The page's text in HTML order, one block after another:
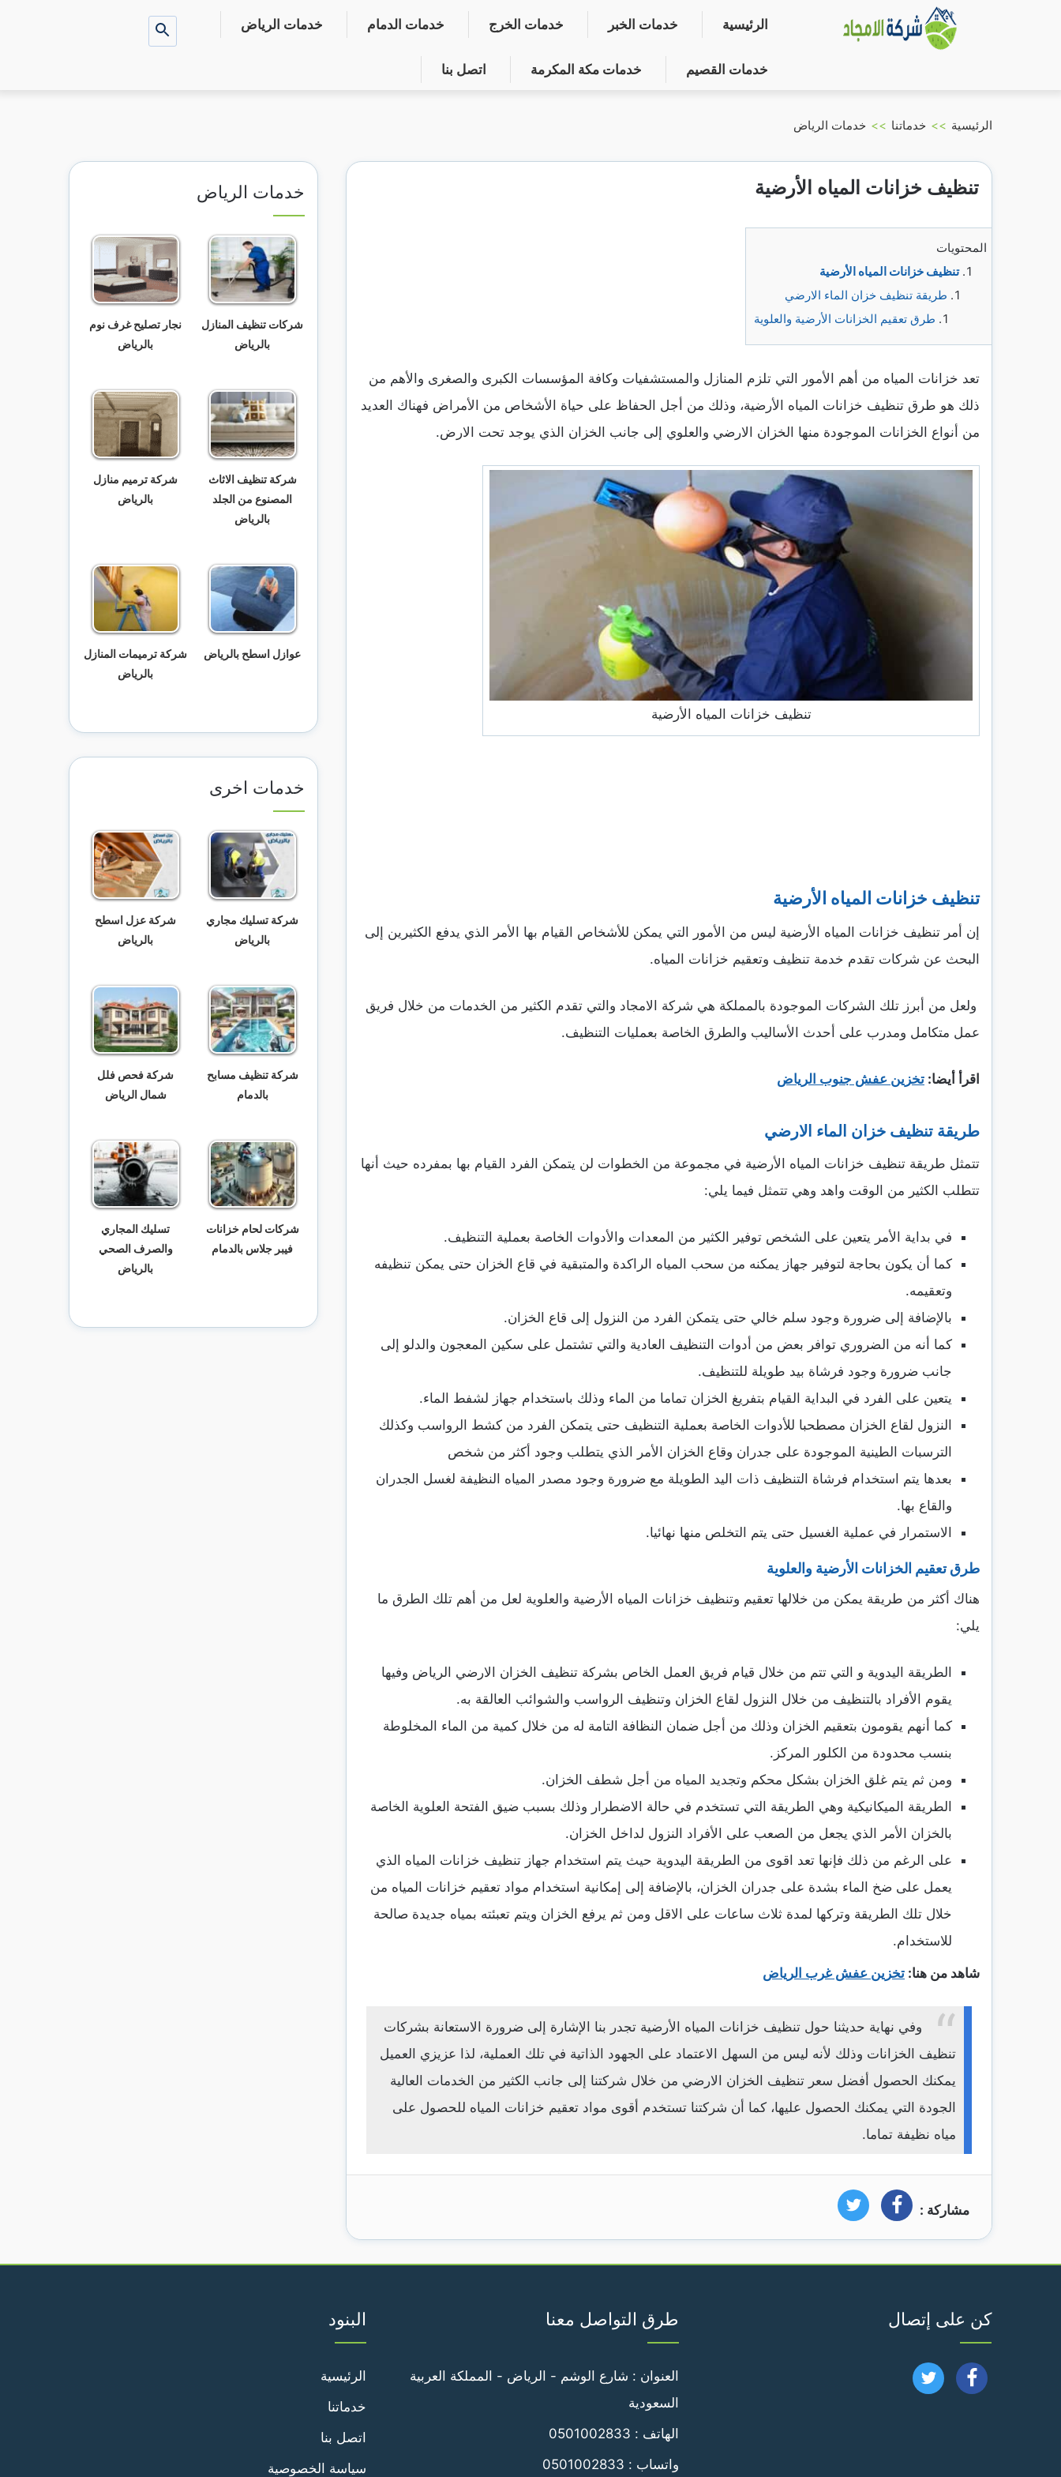
بحث
الرئيسية خدمات الخبر خدمات الخرج خدمات الدمام خدمات الرياض
خدمات القصيم خدمات مكة المكرمة اتصل بنا
الرئيسية >> خدماتنا >> خدمات الرياض
تنظيف خزانات المياه الأرضية
المحتويات
تنظيف خزانات المياه الأرضية
طريقة تنظيف خزان الماء الارضي
طرق تعقيم الخزانات الأرضية والعلوية
تعد خزانات المياه من أهم الأمور التي تلزم المنازل والمستشفيات وكافة المؤسسات الكبرى والصغرى والأهم من
ذلك هو طرق تنظيف خزانات المياه الأرضية، وذلك من أجل الحفاظ على حياة الأشخاص من الأمراض فهناك العديد
من أنواع الخزانات الموجودة منها الخزان الارضي والعلوي إلى جانب الخزان الذي يوجد تحت الارض.
تنظيف خزانات المياه الأرضية
تنظيف خزانات المياه الأرضية
إن أمر تنظيف خزانات المياه الأرضية ليس من الأمور التي يمكن للأشخاص القيام بها الأمر الذي يدفع الكثيرين إلى
البحث عن شركات تقدم خدمة تنظيف وتعقيم خزانات المياه.
ولعل من أبرز تلك الشركات الموجودة بالمملكة هي شركة الامجاد والتي تقدم الكثير من الخدمات من خلال فريق
عمل متكامل ومدرب على أحدث الأساليب والطرق الخاصة بعمليات التنظيف.
اقرأ أيضا: تخزين عفش جنوب الرياض
طريقة تنظيف خزان الماء الارضي
تتمثل طريقة تنظيف خزانات المياه الأرضية في مجموعة من الخطوات لن يتمكن الفرد القيام بها بمفرده حيث أنها
تتطلب الكثير من الوقت واهد وهي تتمثل فيما يلي:
في بداية الأمر يتعين على الشخص توفير الكثير من المعدات والأدوات الخاصة بعملية التنظيف.
كما أن يكون بحاجة لتوفير جهاز يمكنه من سحب المياه الراكدة والمتبقية في قاع الخزان حتى يمكن تنظيفه
وتعقيمه.
بالإضافة إلى ضرورة وجود سلم خالي حتى يتمكن الفرد من النزول إلى قاع الخزان.
كما أنه من الضروري توافر بعض من أدوات التنظيف العادية والتي تشتمل على سكين المعجون والدلو إلى
جانب ضرورة وجود فرشاة بيد طويلة للتنظيف.
يتعين على الفرد في البداية القيام بتفريغ الخزان تماما من الماء وذلك باستخدام جهاز لشفط الماء.
النزول لقاع الخزان مصطحبا للأدوات الخاصة بعملية التنظيف حتى يتمكن الفرد من كشط الرواسب وكذلك
الترسبات الطينية الموجودة على جدران وقاع الخزان الأمر الذي يتطلب وجود أكثر من شخص
بعدها يتم استخدام فرشاة التنظيف ذات اليد الطويلة مع ضرورة وجود مصدر المياه النظيفة لغسل الجدران
والقاع بها.
الاستمرار في عملية الغسيل حتى يتم التخلص منها نهائيا.
طرق تعقيم الخزانات الأرضية والعلوية
هناك أكثر من طريقة يمكن من خلالها تعقيم وتنظيف خزانات المياه الأرضية والعلوية لعل من أهم تلك الطرق ما
يلي:
الطريقة اليدوية و التي تتم من خلال قيام فريق العمل الخاص بشركة تنظيف الخزان الارضي الرياض وفيها
يقوم الأفراد بالتنظيف من خلال النزول لقاع الخزان وتنظيف الرواسب والشوائب العالقة به.
كما أنهم يقومون بتعقيم الخزان وذلك من أجل ضمان النظافة التامة له من خلال كمية من الماء المخلوطة
بنسب محدودة من الكلور المركز.
ومن ثم يتم غلق الخزان بشكل محكم وتجديد المياه من أجل شطف الخزان.
الطريقة الميكانيكية وهي الطريقة التي تستخدم في حالة الاضطرار وذلك بسبب ضيق الفتحة العلوية الخاصة
بالخزان الأمر الذي يجعل من الصعب على الأفراد النزول لداخل الخزان.
على الرغم من ذلك فإنها تعد اقوى من الطريقة اليدوية حيث يتم استخدام جهاز تنظيف خزانات المياه الذي
يعمل على ضخ الماء بشدة على جدران الخزان، بالإضافة إلى إمكانية استخدام مواد تعقيم خزانات المياه من
خلال تلك الطريقة وتركها لمدة ثلاث ساعات على الاقل ومن ثم يرفع الخزان ويتم تعبئته بمياه جديدة صالحة
للاستخدام.
شاهد من هنا: تخزين عفش غرب الرياض
وفي نهاية حديثنا حول تنظيف خزانات المياه الأرضية تجدر بنا الإشارة إلى ضرورة الاستعانة بشركات
تنظيف الخزانات وذلك لأنه ليس من السهل الاعتماد على الجهود الذاتية في تلك العملية، لذا عزيزي العميل
يمكنك الحصول أفضل سعر تنظيف الخزان الارضي من خلال شركتنا إلى جانب الكثير من الخدمات العالية
الجودة التي يمكنك الحصول عليها، كما أن شركتنا تستخدم أقوى مواد تعقيم خزانات المياه للحصول على
مياه نظيفة تماما.
مشاركة : فيسبوك تويتر
خدمات الرياض
شركات تنظيف المنازل
بالرياض
نجار تصليح غرف نوم
بالرياض
شركة تنظيف الاثاث
المصنوع من الجلد
بالرياض
شركة ترميم منازل
بالرياض
عوازل اسطح بالرياض
شركة ترميمات المنازل
بالرياض
خدمات اخرى
شركة تسليك مجاري
بالرياض
شركة عزل اسطح
بالرياض
شركة تنظيف مسابح
بالدمام
شركة فحص فلل
شمال الرياض
شركات لحام خزانات
فيبر جلاس بالدمام
تسليك المجاري
والصرف الصحي
بالرياض
كن على إتصال
تابعنا تابعنا
طرق التواصل معنا
العنوان : شارع الوشم - الرياض - المملكة العربية
السعودية
الهاتف : 0501002833
واتساب : 0501002833
البنود
الرئيسية
خدماتنا
اتصل بنا
سياسة الخصوصية